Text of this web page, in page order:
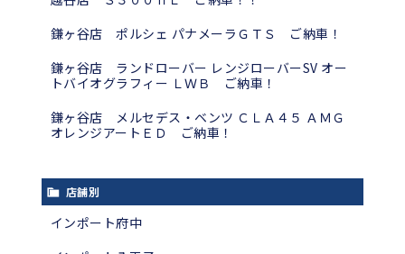
鎌ヶ谷店 ポルシェ パナメーラＧＴＳ ご納車！
鎌ヶ谷店 ランドローバー レンジローバーSV オー
トバイオグラフィー ＬＷＢ ご納車！
鎌ヶ谷店 メルセデス・ベンツ ＣＬＡ４５ ＡＭＧ
オレンジアートＥＤ ご納車！
店舗別
インポート府中